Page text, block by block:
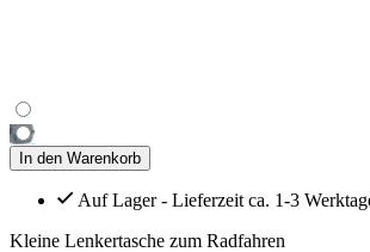
In den Warenkorb
Auf Lager - Lieferzeit ca. 1-3
Kleine Lenkertasche zum Radfahren